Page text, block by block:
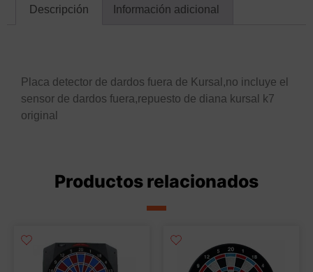
Descripción Información adicional
Placa detector de dardos fuera de Kursal,no incluye el
sensor de dardos fuera,repuesto de diana kursal k7
original
Productos relacionados